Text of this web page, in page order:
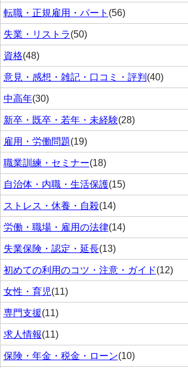
転職・正規雇用・パート (56)
失業・リストラ(50)
資格(48)
意見・感想・雑記・口コミ・評判 (40)
中高年(30)
新卒・既卒・若年・未経験(28)
雇用・労働問題(19)
職業訓練・セミナー(18)
自治体・内職・生活保護(15)
ストレス・休養・自殺(14)
労働・職場・雇用の法律(14)
失業保険・認定・延長(13)
初めての利用のコツ・注意・ガイド(12)
女性・育児(11)
専門支援(11)
求人情報(11)
保険・年金・税金・ローン(10)